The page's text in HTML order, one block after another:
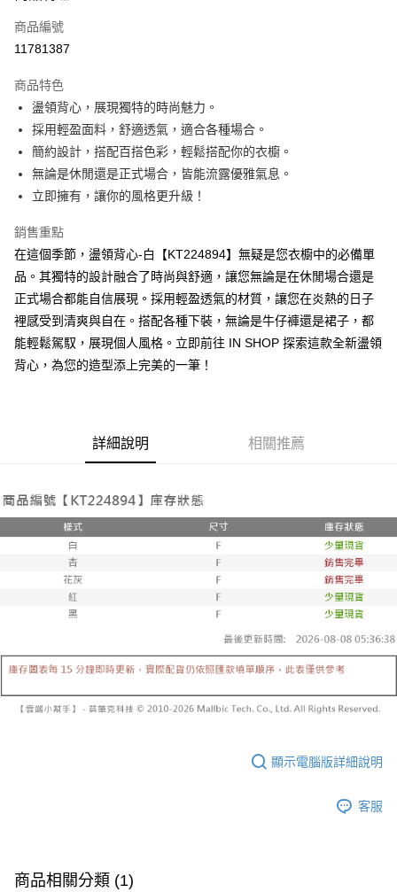
信用卡一次付款
超商取貨付款
Apple Pay
街口支付
Google Pay
大哥付你分期
相關說明
1.本服務由台灣大哥大提供，台灣大哥大用戶可立即使用無須另外申請。
2.付款方式選擇「大哥付你分期」，訂單成立後會自動跳轉到大哥付的交易
流程，驗證手機門號後，選擇欲分期的期數、繳款截止日，確認付款後即完
成交易。
3.實際核准額度、可分期數及費用金額請依後續交易確認頁面所載為準。
4.訂單成立30分鐘內，如未前往確認交易或遇審核未通過，訂單將自動取
法說明評估內容。
2.透過簡訊連結打開帳單後，可選擇「超商條碼／台灣大直營門市／銀行轉
帳／街口支付／iPASS MONEY」等通路繳費。
1.本服務係由「台灣大哥大股份有限公司」（以下簡稱本公司）所提供，讓
買賣價金債權讓與本公司後，依約使用本公司帳單繳交帳款。
2.基於同意付款使用「大哥付你分期」之契約關係目的，商店將以您的個人
資料（包含姓名、電話或地址）提供予台灣大哥大進項蒐集、處理及利用，
由本公司與您本人進行分期帳單所需資料之確認、核對及更正。
3.完整用戶服務條款，請詳閱以下連結：
https://oppay.tw/userRule
AFTEE先享後付
相關說明
【關於「AFTEE先享後付」】
AFTEE先享後付是「在收到商品之後才付款」的支付方式。 讓您購物簡單
便利好安心！
１．簡單：不需註冊會員、不需綁卡、不需儲值。
２．便利：只要手機號碼，簡訊認證，即可結帳。
結帳頁面，進行簡訊認證並確認金額後，即可完成結帳。
※ 請注意：結帳手續完成當下不需立刻繳費，但若您需要取消訂單，請聯絡
購買商品的店家。未經商家同意取消之訂單仍視為有效，需透過AFTEE先享
後付繳納相關費用。
※ 交易是否成功請以「AFTEE先享後付 」之結帳頁面顯示為準，若有關於
是否繳費成功／繳費後需取消欲退款等相關疑問，請聯繫「AFTEE先享後付
客戶支援中心」
https://netprotections.freshdesk.com/support/home
【注意事項】
１．透過由恩沛科技股份有限公司提供之「AFTEE先享後付」服務完成之交
權轉讓予恩沛科技股份有限公司。
https://aftee.tw/terms/#terms3
３．未成年的使用者請事先徵得法定代理人或監護人之同意方可使用
４．使用「AFTEE先享後付」時，將依據個別帳號之用戶狀況，依本公司即
５．嚴禁一人註冊多個帳號或使用他人資訊註冊。若發現惡意使用之情形，
付款後全家取貨
每筆NT$60，滿NT$1,600(含以上)免運費
已關閉，請勿下單
每筆NT$10,000
已關閉，請勿下單(付取)
每筆NT$10,000
7-11取貨付款
每筆NT$60，滿NT$1,800(含以上)免運費
付款後7-11取貨
商品編號
11781387
商品特色
盪領背心，展現獨特的時尚魅力。
採用輕盈面料，舒適透氣，適合各種場合。
簡約設計，搭配百搭色彩，輕鬆搭配你的衣櫥。
無論是休閒還是正式場合，皆能流露優雅氣息。
立即擁有，讓你的風格更升級！
銷售重點
在這個季節，盪領背心-白【KT224894】無疑是您衣櫥中的必備單
品。其獨特的設計融合了時尚與舒適，讓您無論是在休閒場合還是
正式場合都能自信展現。採用輕盈透氣的材質，讓您在炎熱的日子
裡感受到清爽與自在。搭配各種下裝，無論是牛仔褲還是裙子，都
能輕鬆駕馭，展現個人風格。立即前往 IN SHOP 探索這款全新盪領
背心，為您的造型添上完美的一筆！
詳細說明 相關推薦
顯示電腦版詳細說明
客服
商品相關分類 (1)